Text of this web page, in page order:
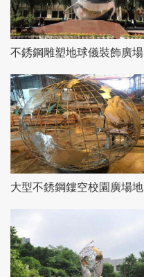
不銹鋼雕塑地球儀裝飾廣場